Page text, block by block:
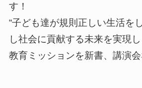
す！
“子ども達が規則正しい生活を
し社会に貢献する未来を実現
教育ミッションを新書、講演